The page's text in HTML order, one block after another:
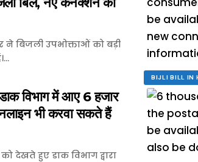
BIJLI BILL IN
ने बिजली उपभोक्ताओं को बड़ी
विभाग में आए 6 हजार
भी करवा सकते हैं
देखते हुए डाक विभाग द्वारा